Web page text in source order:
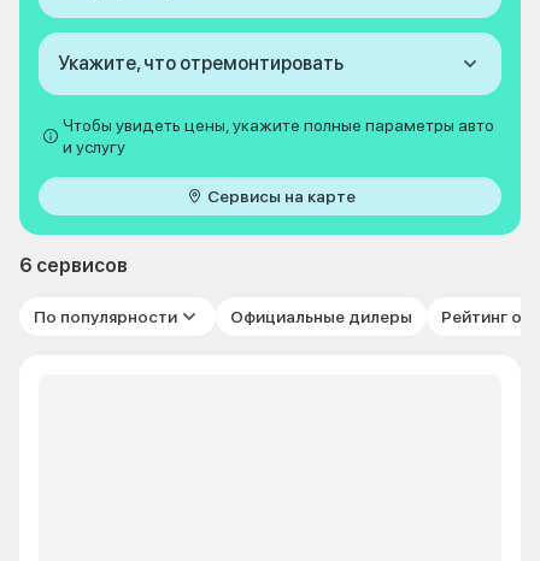
Укажите, что отремонтировать
Чтобы увидеть цены, укажите полные параметры авто
и услугу
Сервисы на карте
6 сервисов
По популярности Официальные дилеры Рейтинг